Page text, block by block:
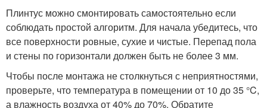
Плинтус можно смонтировать самостоятельно если
соблюдать простой алгоритм. Для начала убедитесь, что
все поверхности ровные, сухие и чистые. Перепад пола
и стены по горизонтали должен быть не более 3 мм.
Чтобы после монтажа не столкнуться с неприятностями,
проверьте, что температура в помещении от 10 до 35 °C,
а влажность воздуха от 40% до 70%. Обратите